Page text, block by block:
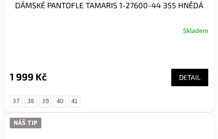
DÁMSKÉ PANTOFLE TAMARIS 1-27600-44 355 HNĚDÁ
Skladem
1 999 Kč DETAIL
37 38 39 40 41
NÁŠ TIP